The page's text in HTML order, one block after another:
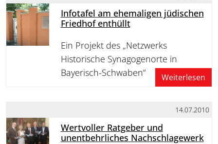
Infotafel am ehemaligen jüdischen
Friedhof enthüllt
Ein Projekt des „Netzwerks
Historische Synagogenorte in
Bayerisch-Schwaben“
Weiterlesen
14.07.2010
Wertvoller Ratgeber und
unentbehrliches Nachschlagewerk